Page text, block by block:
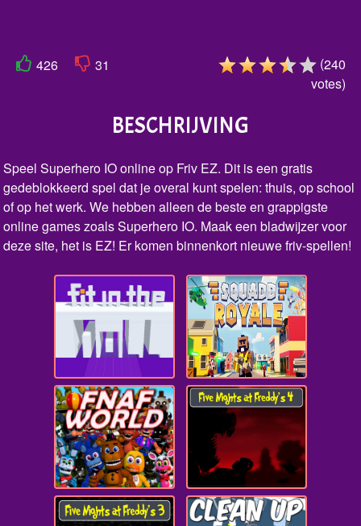
426 31 (240
votes)
BESCHRIJVING
Speel Superhero IO online op Friv EZ. Dit is een gratis
gedeblokkeerd spel dat je overal kunt spelen: thuis, op school
of op het werk. We hebben alleen de beste en grappigste
online games zoals Superhero IO. Maak een bladwijzer voor
deze site, het is EZ! Er komen binnenkort nieuwe friv-spellen!